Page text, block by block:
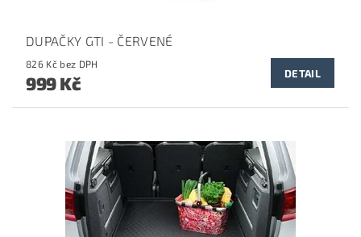
DUPAČKY GTI - ČERVENÉ
826 Kč bez DPH
999 Kč DETAIL